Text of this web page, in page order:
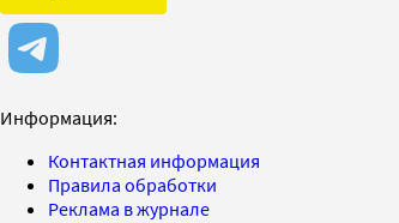
Информация:
Контактная информация
Правила обработки
Реклама в журнале